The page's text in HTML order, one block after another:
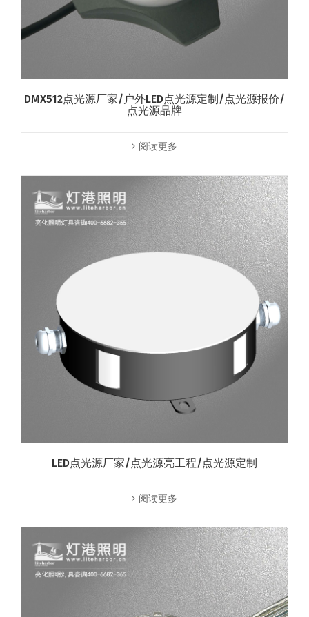
DMX512点光源厂家/户外LED点光源定制/点光源报价/
点光源品牌
阅读更多
LED点光源厂家/点光源亮工程/点光源定制
阅读更多